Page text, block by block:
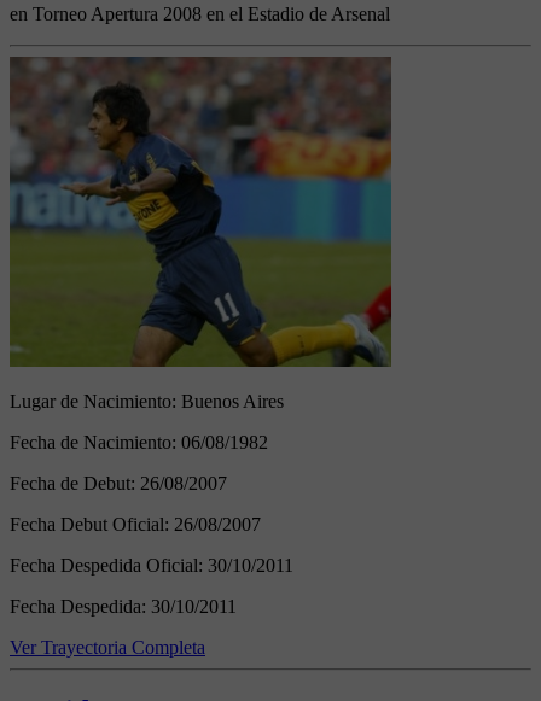
en Torneo Apertura 2008 en el Estadio de Arsenal
Lugar de Nacimiento: Buenos Aires
Fecha de Nacimiento: 06/08/1982
Fecha de Debut: 26/08/2007
Fecha Debut Oficial: 26/08/2007
Fecha Despedida Oficial: 30/10/2011
Fecha Despedida: 30/10/2011
Ver Trayectoria Completa